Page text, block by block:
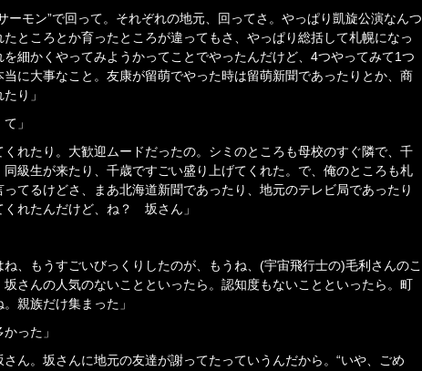
ーモン”で回って。それぞれの地元、回ってさ。やっぱり凱旋公演なんつ
たところとか育ったところが違ってもさ、やっぱり総括して札幌になっ
細かくやってみようかってことでやったんだけど、4つやってみて1つ
に大事なこと。友康が留萌でやった時は留萌新聞であったりとか、商
り」
」
れたり。大歓迎ムードだったの。シミのところも母校のすぐ隣で、千
同級生が来たり、千歳ですごい盛り上げてくれた。で、俺のところも札
てるけどさ、まあ北海道新聞であったり、地元のテレビ局であったり
くれたんだけど、ね？ 坂さん」
、もうすごいびっくりしたのが、もうね、(宇宙飛行士の)毛利さんのこ
さんの人気のないことといったら。認知度もないことといったら。町
親族だけ集まった」
った」
ん。坂さんに地元の友達が謝ってたっていうんだから。“いや、ごめ